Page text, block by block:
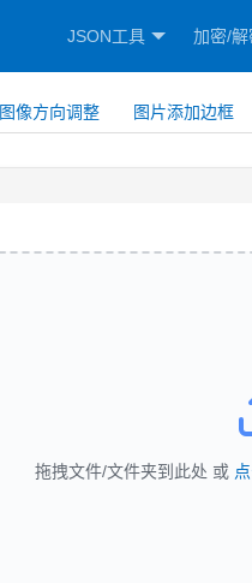
JSON工具 加密/解
图像方向调整 图片添加边框
拖拽文件/文件夹到此处 或